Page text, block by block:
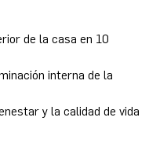
de la casa en 10
interna de la
y la calidad de vida